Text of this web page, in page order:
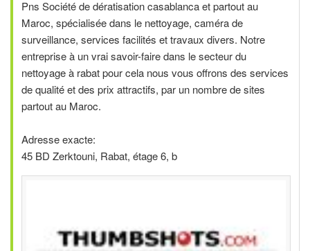
Pns Société de dératisation casablanca et partout au
Maroc, spécialisée dans le nettoyage, caméra de
surveillance, services facilités et travaux divers. Notre
entreprise à un vrai savoir-faire dans le secteur du
nettoyage à rabat pour cela nous vous offrons des services
de qualité et des prix attractifs, par un nombre de sites
partout au Maroc.
Adresse exacte:
45 BD Zerktouni, Rabat, étage 6, b